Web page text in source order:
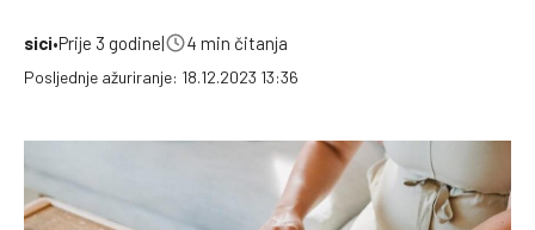
sici•Prije 3 godine| 4 min čitanja
Posljednje ažuriranje: 18.12.2023 13:36